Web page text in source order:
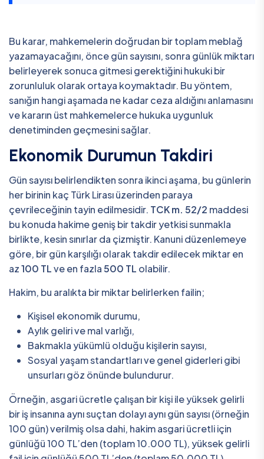
Bu karar, mahkemelerin doğrudan bir toplam meblağ
yazamayacağını, önce gün sayısını, sonra günlük miktarı
belirleyerek sonuca gitmesi gerektiğini hukuki bir
zorunluluk olarak ortaya koymaktadır. Bu yöntem,
sanığın hangi aşamada ne kadar ceza aldığını anlamasını
ve kararın üst mahkemelerce hukuka uygunluk
denetiminden geçmesini sağlar.
Ekonomik Durumun Takdiri
Gün sayısı belirlendikten sonra ikinci aşama, bu günlerin
her birinin kaç Türk Lirası üzerinden paraya
çevrileceğinin tayin edilmesidir. TCK m. 52/2 maddesi
bu konuda hakime geniş bir takdir yetkisi sunmakla
birlikte, kesin sınırlar da çizmiştir. Kanuni düzenlemeye
göre, bir gün karşılığı olarak takdir edilecek miktar en
az100 TLve en fazla500 TL olabilir.
Hakim, bu aralıkta bir miktar belirlerken failin;
Kişisel ekonomik durumu,
Aylık geliri ve mal varlığı,
Bakmakla yükümlü olduğu kişilerin sayısı,
Sosyal yaşam standartları ve genel giderleri gibi
unsurları göz önünde bulundurur.
Örneğin, asgari ücretle çalışan bir kişi ile yüksek gelirli
bir iş insanına aynı suçtan dolayı aynı gün sayısı (örneğin
100 gün) verilmiş olsa dahi, hakim asgari ücretli için
günlüğü 100 TL’den (toplam 10.000 TL), yüksek gelirli